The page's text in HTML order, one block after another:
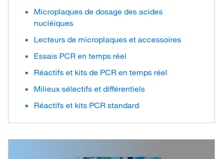
Microplaques de dosage des acides
nucléiques
Lecteurs de microplaques et accessoires
Essais PCR en temps réel
Réactifs et kits de PCR en temps réel
Milieux sélectifs et différentiels
Réactifs et kits PCR standard